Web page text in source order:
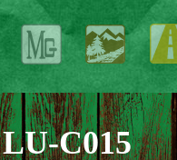
LU-C015